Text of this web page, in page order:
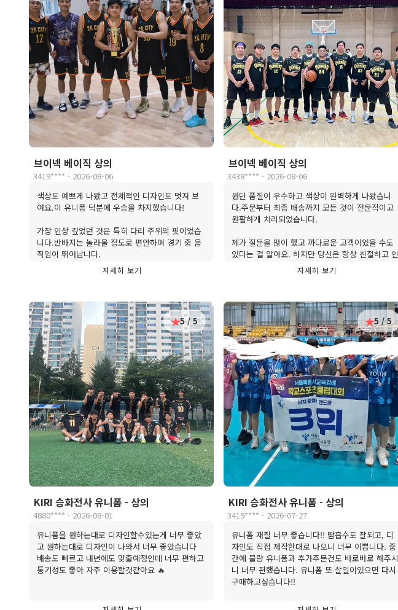
브이넥 베이직 상의
3419**** · 2026-08-06
색상도 예쁘게 나왔고 전체적인 디자인도 멋져 보
여요.이 유니폼 덕분에 우승을 차지했습니다!
가장 인상 깊었던 것은 특히 다리 주위의 핏이었습
니다.반바지는 놀라울 정도로 편안하며 경기 중 움
직임이 뛰어납니다.
훌륭하게 작업해 주셔서 정말 감사합니다.앞으로도
자세히 보기
브이넥 베이직 상의
3438**** · 2026-08-06
원단 품질이 우수하고 색상이 완벽하게 나왔습니
다.주문부터 최종 배송까지 모든 것이 전문적이고
원활하게 처리되었습니다.
제가 질문을 많이 했고 까다로운 고객이었을 수도
있다는 걸 알아요. 하지만 당신은 항상 친절하고 인
내심이 많으며 전체 과정에서 도움을 주셨습니다.
탁월한 서비스를 제공해 주셔서 정말 감사합니다.
앞으로도 계속 주문해 드리겠습니다.
자세히 보기
5 / 5
KIRI 승화전사 유니폼 - 상의
4880**** · 2026-08-01
유니폼을 원하는대로 디자인할수있는게 너무 좋았
고 원하는대로 디자인이 나와서 너무 좋았습니다
배송도 빠르고 내년에도 맞출예정인데 너무 편하고
통기성도 좋아 자주 이용할것같아요 🔥
5 / 5
KIRI 승화전사 유니폼 - 상의
3419**** · 2026-07-27
유니폼 재질 너무 좋습니다!! 땀흡수도 잘되고, 디
자인도 직접 제작한대로 나오니 너무 이쁩니다. 중
간에 불량 유니폼과 추가주문건도 바로바로 해주시
니 너무 편했습니다. 유니폼 또 살일이있으면 다시
구매하고싶습니다!!